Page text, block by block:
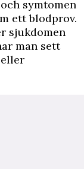
symtomen
ett blodprov.
sjukdomen
man sett